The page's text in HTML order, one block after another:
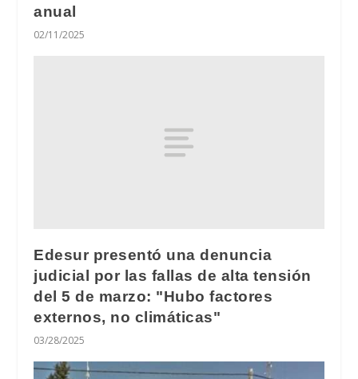
anual
02/11/2025
Edesur presentó una denuncia
judicial por las fallas de alta tensión
del 5 de marzo: "Hubo factores
externos, no climáticas"
03/28/2025